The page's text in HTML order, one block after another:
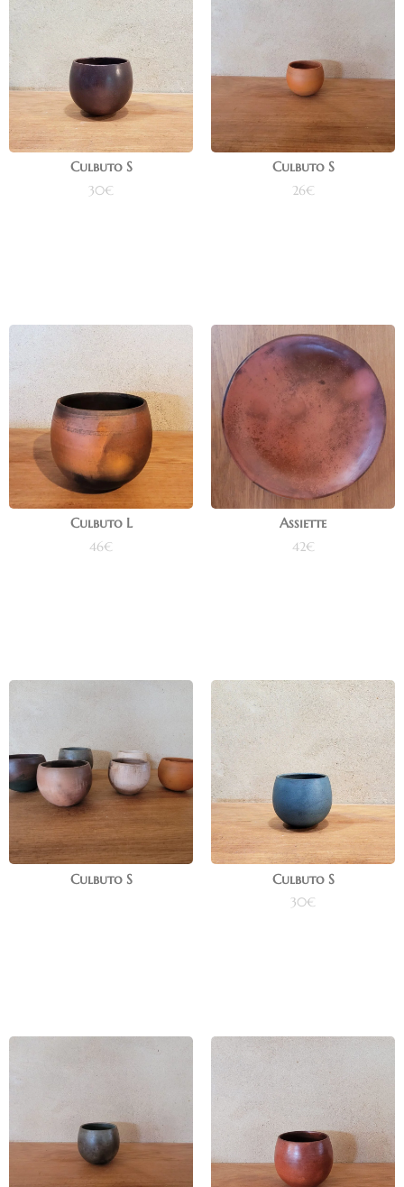
Culbuto S
30€
Culbuto S
26€
Culbuto L
46€
Assiette
42€
Culbuto S Culbuto S
30€